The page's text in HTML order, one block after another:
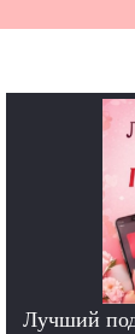
Лучший